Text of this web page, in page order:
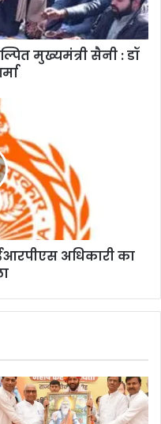
मुख्यमंत्री सैनी : डॉ
अधिकारी का